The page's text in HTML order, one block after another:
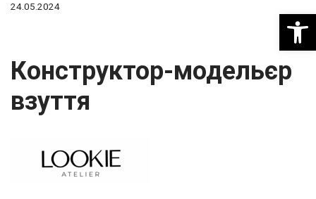
24.05.2024
Конструктор-модельєр
взуття